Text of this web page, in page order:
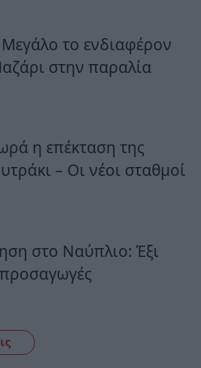
το ενδιαφέρον
στην παραλία
η επέκταση της
– Οι νέοι σταθμοί
στο Ναύπλιο: Έξι